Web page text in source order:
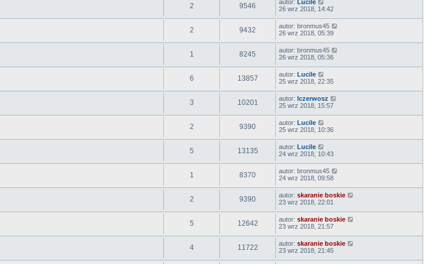
2 9546 autor: Lucile
26 wrz 2018, 14:42
2 9432 autor: bronmus45
26 wrz 2018, 05:39
1 8245 autor: bronmus45
26 wrz 2018, 05:36
6 13857 autor: Lucile
25 wrz 2018, 22:35
3 10201 autor: lczerwosz
25 wrz 2018, 15:57
2 9390 autor: Lucile
25 wrz 2018, 10:36
5 13135 autor: Lucile
24 wrz 2018, 10:43
1 8370 autor: bronmus45
24 wrz 2018, 09:58
2 9390 autor: skaranie boskie
23 wrz 2018, 22:01
5 12642 autor: skaranie boskie
23 wrz 2018, 21:57
4 11722 autor: skaranie boskie
23 wrz 2018, 21:45